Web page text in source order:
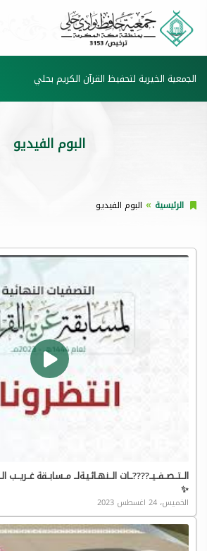
الجمعية الخيرية لتحفيظ القرآن الكريم بحلي
البوم الفيديو
الرئيسية البوم الفيديو
الــتــصــفــيــ????ــات الــنهـائـيـةلــ مــسابــقة غــريــب
✨
الخميس، 24 اغسطس 2023